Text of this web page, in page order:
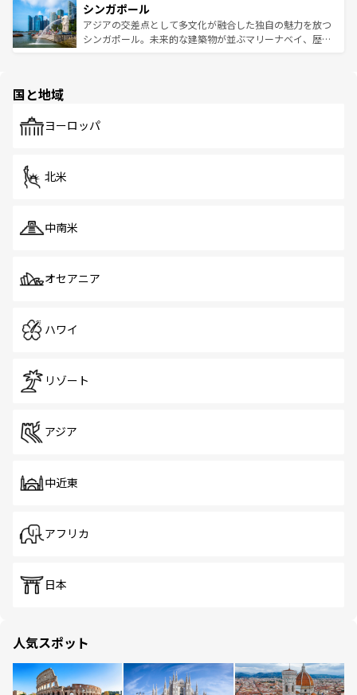
参照してほしい。
激する。気候は一年中温暖で、どの季節にも異なる楽しみ
が待っている。親しみやすいタイの人々、仏教を中心とし
た文化、そして多様な観光資源が、訪れる旅人を魅了し続
み、どこを訪れても感動するはず。観光スポットが密集し
ており、効率よく見どころを回れるのも魅力。息をのむよ
うな絶景から文化的な体験まで、香港を存分に楽しみ尽く
シンガポール
アジアの交差点として多文化が融合した独自の魅力を放つ
シンガポール。未来的な建築物が並ぶマリーナベイ、歴史
で、ホーカーズは地元の風情を楽しめる外せないスポット
国と地域
ヨーロッパ
北米
中南米
オセアニア
ハワイ
リゾート
アジア
中近東
アフリカ
日本
人気スポット